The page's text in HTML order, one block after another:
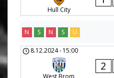
Hull City
N S N S U
8.12.2024-15:00
West Brom
2